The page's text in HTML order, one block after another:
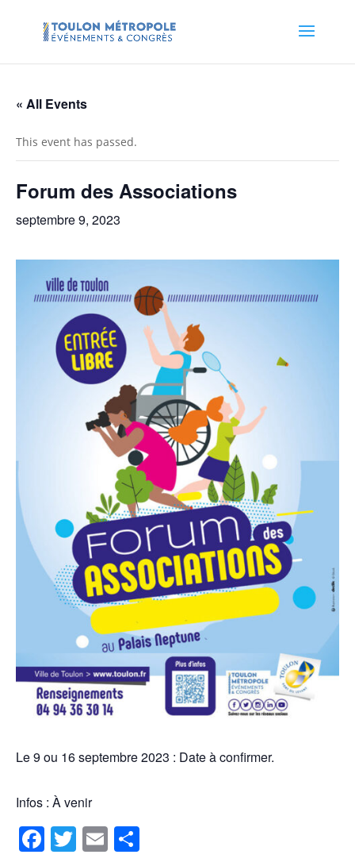
« All Events
This event has passed.
Forum des Associations
septembre 9, 2023
Le 9 ou 16 septembre 2023 : Date à confirmer.
Infos : À venir
Facebook
Twitter
Email